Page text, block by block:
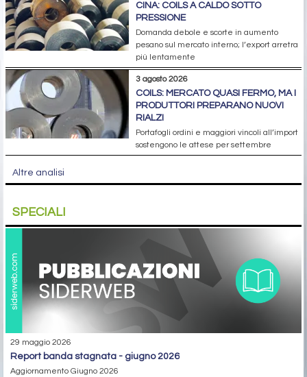
CINA: COILS A CALDO SOTTO
PRESSIONE
Domanda debole e scorte in aumento
pesano sul mercato interno; l’export arretra
più lentamente
3 agosto 2026
COILS: MERCATO QUASI FERMO, MA I
PRODUTTORI PREPARANO NUOVI
RIALZI
Portafogli ordini e maggiori vincoli all’import
sostengono le attese per settembre
Altre analisi
SPECIALI
29 maggio 2026
report banda stagnata - giugno 2026
Aggiornamento Giugno 2026